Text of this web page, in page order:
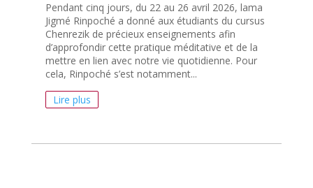
Pendant cinq jours, du 22 au 26 avril 2026, lama
Jigmé Rinpoché a donné aux étudiants du cursus
Chenrezik de précieux enseignements afin
d’approfondir cette pratique méditative et de la
mettre en lien avec notre vie quotidienne. Pour
cela, Rinpoché s’est notamment...
Lire plus